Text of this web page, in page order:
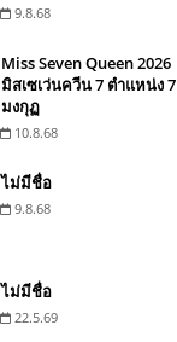
9.8.68
Miss Seven Queen 2026
มิสเซเว่นควีน 7 ตำแหน่ง 7
มงกุฏ
10.8.68
ไม่มีชื่อ
9.8.68
ไม่มีชื่อ
22.5.69